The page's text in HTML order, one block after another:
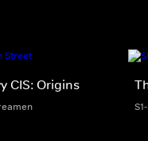
CIS: Origins